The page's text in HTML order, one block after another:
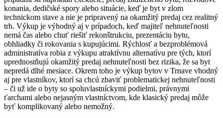
konania, dedičské spory alebo situácie, keď je byt v zlom
technickom stave a nie je pripravený na okamžitý predaj cez realitný
trh. Výkup je výhodný aj v prípadoch, keď majiteľ nehnuteľnosti
nemá čas alebo chuť riešiť rekonštrukciu, prezentáciu bytu,
obhliadky či rokovania s kupujúcimi. Rýchlosť a bezproblémová
administratíva robia z výkupu atraktívnu alternatívu pre tých, ktorí
uprednostňujú okamžitý predaj nehnuteľnosti bez rizika, že sa byt
nepredá dlhé mesiace. Okrem toho je výkup bytov v Trnave vhodný
aj pre vlastníkov, ktorí sa chcú zbaviť problematickej nehnuteľnosti
– či už ide o byty so spoluvlastníckymi podielmi, právnymi
ťarchami alebo nejasným vlastníctvom, kde klasický predaj môže
byť komplikovaný alebo nemožný.